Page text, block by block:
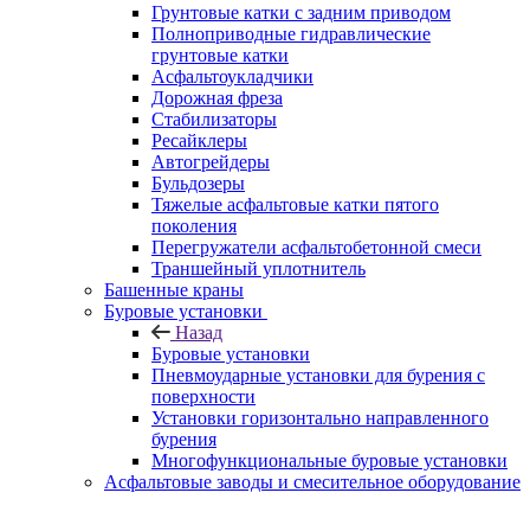
Грунтовые катки с задним приводом
Полноприводные гидравлические
грунтовые катки
Асфальтоукладчики
Дорожная фреза
Стабилизаторы
Ресайклеры
Автогрейдеры
Бульдозеры
Тяжелые асфальтовые катки пятого
поколения
Перегружатели асфальтобетонной смеси
Траншейный уплотнитель
Башенные краны
Буровые установки
Назад
Буровые установки
Пневмоударные установки для бурения с
поверхности
Установки горизонтально направленного
бурения
Многофункциональные буровые установки
Асфальтовые заводы и смесительное оборудование